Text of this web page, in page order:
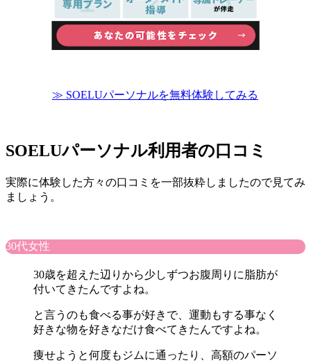
≫ SOELUパーソナルを無料体験してみる
SOELUパーソナル利用者の口コミ
実際に体験した方々の口コミを一部抜粋しましたので見てみ
ましょう。
30代女性
30歳を超えた辺りから少しずつお腹周りに脂肪が
付いてきたんですよね。
と言うのも食べる事が好きで、運動もする事なく
好きな物を好きなだけ食べてきたんですよね。
痩せようと何度もジムに通ったり、高額のパーソ